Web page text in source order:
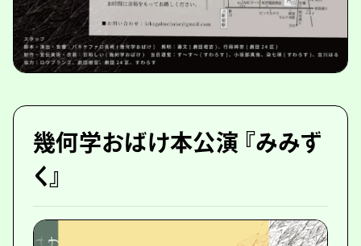
幾何学おばけ本公演 『みみず
く』